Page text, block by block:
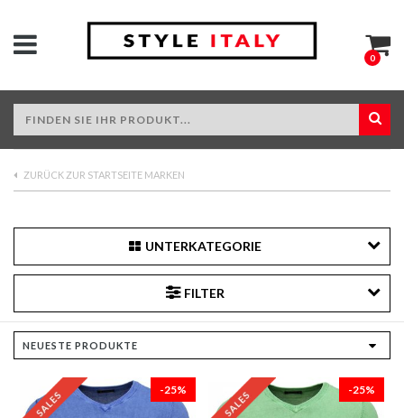
0
ZURÜCK ZUR STARTSEITE MARKEN
UNTERKATEGORIE
FILTER
-25% -25%